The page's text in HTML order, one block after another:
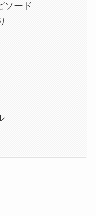
ソード